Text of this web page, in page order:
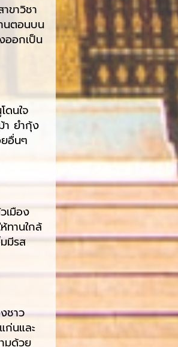
ขาวิชา
นตอนบน
ออกเป็น
ดนใจ
า ยำกุ้ง
อื่นๆ
เมือง
ทานใกล้
มีรส
ชาว
ก่นและ
มด้วย